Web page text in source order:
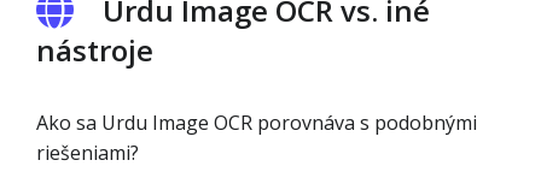
Urdu Image OCR vs. iné
nástroje
Ako sa Urdu Image OCR porovnáva s podobnými
riešeniami?